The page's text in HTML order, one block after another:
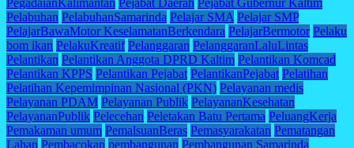
PegadaianKalimantan Pejabat Daerah Pejabat Gubernur Kaltim
Pelabuhan PelabuhanSamarinda Pelajar SMA Pelajar SMP
PelajarBawaMotor KeselamatanBerkendara PelajarBermotor Pelaku
bom ikan PelakuKreatif Pelanggaran PelanggaranLaluLintas
Pelantikan Pelantikan Anggota DPRD Kaltim Pelantikan Komcad
Pelantikan KPPS Pelantikan Pejabat PelantikanPejabat Pelatihan
Pelatihan Kepemimpinan Nasional (PKN) Pelayanan medis
Pelayanan PDAM Pelayanan Publik PelayananKesehatan
PelayananPublik Pelecehan Peletakan Batu Pertama PeluangKerja
Pemakaman umum PemalsuanBeras Pemasyarakatan Pematangan
Lahan Pembacokan pembangunan Pembangunan Samarinda